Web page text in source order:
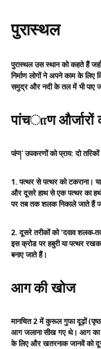
पुरास्थल
पुरास्थल उस स्थान को कहते हैं
निर्माण लोगों ने अपने काम के
समुद्र और नदी के तल में भी पाए
पांचாण और्जारों
पांག་ उपकरणों को प्राय: दो
1. पत्थर से पत्थर को टकराना।
और दूसरे हाथ से एक पत्थर का
पर तब तक शलक निकाले जाते हैं
2. दूसरे तरीकों को 'दवाव शलक-
इस क्रोड पर हबुरी या पत्थर
बनाए जाते हैं।
आग की खोज
मानचित 2 में कुरूल गुफा दूढ़ों
आग जलाना सीख गए थे। आग का
के लिए और खतरनाक जानवें को